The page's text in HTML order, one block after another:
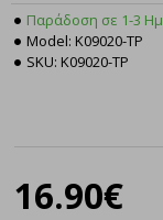
16.90€
Παράδοση σε 1-3
Model: K09020-TP
SKU: K09020-TP